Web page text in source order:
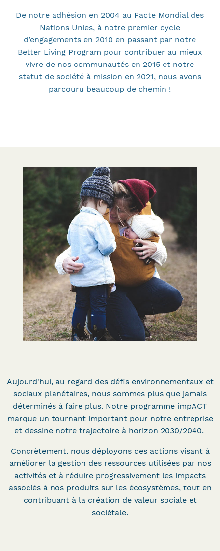
De notre adhésion en 2004 au Pacte Mondial des
Nations Unies, à notre premier cycle
d’engagements en 2010 en passant par notre
Better Living Program pour contribuer au mieux
vivre de nos communautés en 2015 et notre
statut de société à mission en 2021, nous avons
parcouru beaucoup de chemin !
Aujourd'hui, au regard des défis environnementaux et
sociaux planétaires, nous sommes plus que jamais
déterminés à faire plus. Notre programme impACT
marque un tournant important pour notre entreprise
et dessine notre trajectoire à horizon 2030/2040.
Concrètement, nous déployons des actions visant à
améliorer la gestion des ressources utilisées par nos
activités et à réduire progressivement les impacts
associés à nos produits sur les écosystèmes, tout en
contribuant à la création de valeur sociale et
sociétale.